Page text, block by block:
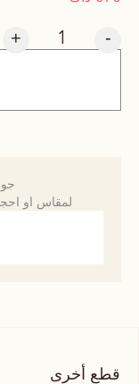
-
+
لمقاس او
قطع أخرى